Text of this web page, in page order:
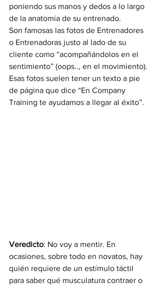
poniendo sus manos y dedos a lo largo
de la anatomía de su entrenado.
Son famosas las fotos de Entrenadores
o Entrenadoras justo al lado de su
cliente como “acompañándolos en el
sentimiento” (oops.., en el movimiento).
Esas fotos suelen tener un texto a pie
de página que dice “En Company
Training te ayudamos a llegar al éxito”.
Veredicto: No voy a mentir. En
ocasiones, sobre todo en novatos, hay
quién requiere de un estímulo táctil
para saber qué musculatura contraer o